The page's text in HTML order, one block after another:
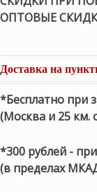
ОПТОВЫЕ
Доставка на
*Бесплатно при
(Москва и 25 км.
*300 рублей -
(в пределах